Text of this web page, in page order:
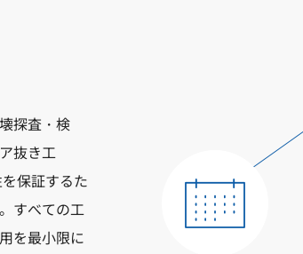
探査・検
抜き工
保証するた
すべての工
を最小限に